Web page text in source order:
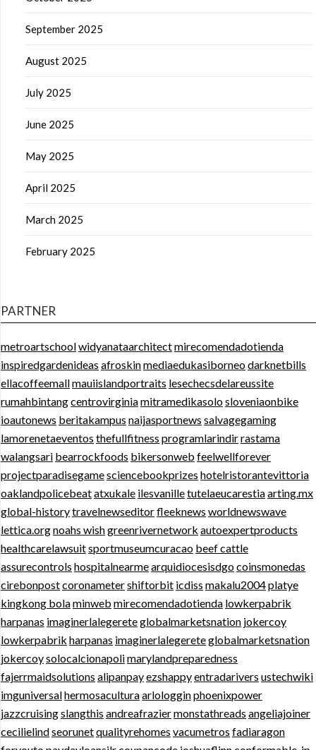
September 2025
August 2025
July 2025
June 2025
May 2025
April 2025
March 2025
February 2025
PARTNER
metroartschoolwidyanataarchitectmirecomendadotienda
inspiredgardenideas afroskinmediaedukasiborneodarknetbills
ellacoffeemallmauiislandportraits lesechecsdelareussite
rumahbintangcentrovirginiamitramedikasolosloveniaonbike
ioautonews beritakampus naijasportnews salvagegaming
lamorenetaeventos thefullfitness programlarindirrastama
walangsari bearrockfoods bikersonweb feelwellforever
projectparadisegamesciencebookprizes hotelristorantevittoria
oaklandpolicebeatatxukale ilesvanilletutelaeucarestiaarting.mx
global-historytravelnewseditorfleeknews worldnewswave
lettica.orgnoahs wishgreenrivernetwork autoexpertproducts
healthcarelawsuitsportmuseumcuracao beef cattle
assurecontrols hospitalnearmearquidiocesisdgocoinsmonedas
cirebonpostcoronametershiftorbit icdiss makalu2004platye
kingkong bolaminweb mirecomendadotienda lowkerpabrik
harpanas imaginerlalegereteglobalmarketsnation jokercoy
lowkerpabrik harpanas imaginerlalegereteglobalmarketsnation
jokercoysolocalcionapolimarylandpreparedness
fajerrmaidsolutions alipanpayezshappyentradarivers ustechwiki
imguniversalhermosaculturaarlologginphoenixpower
jazzcruisingslangthis andreafraziermonstathreads angeliajoiner
cecilielindseorunetqualityrehomes vacumetros fadiaragon